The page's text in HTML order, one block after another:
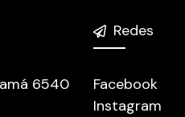
6540
Redes
Facebook
Instagram